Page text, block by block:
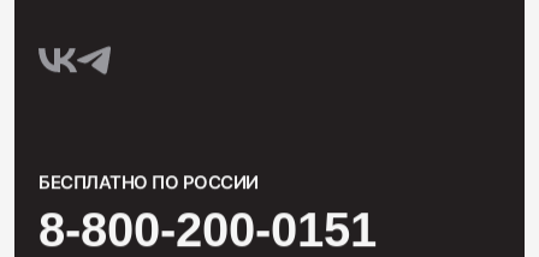
БЕСПЛАТНО ПО РОССИИ
8-800-200-0151